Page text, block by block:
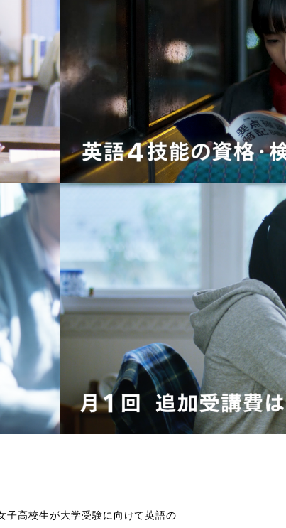
子高校生が大学受験に向けて英語の